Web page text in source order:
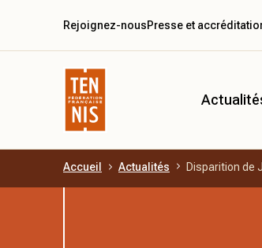
Aller au contenu principal
Rejoignez-nousPresse et
Accueil Actualités Disparition de